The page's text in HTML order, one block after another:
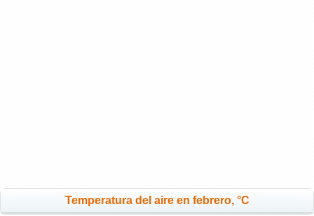
Temperatura del aire en febrero, °C